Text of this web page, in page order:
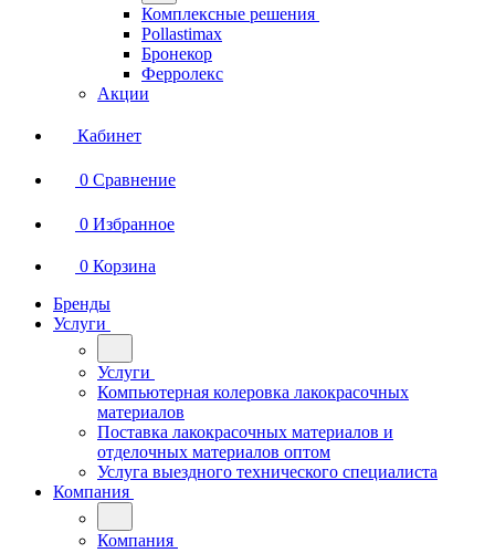
Комплексные решения
Pollastimax
Бронекор
Ферролекс
Акции
Кабинет
0 Сравнение
0 Избранное
0 Корзина
Бренды
Услуги
Услуги
Компьютерная колеровка лакокрасочных
материалов
Поставка лакокрасочных материалов и
отделочных материалов оптом
Услуга выездного технического специалиста
Компания
Компания